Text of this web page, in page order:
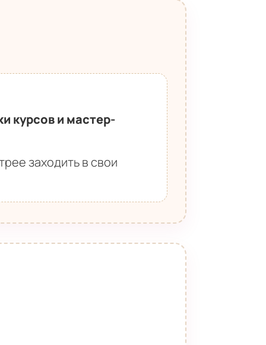
курсов и мастер-
заходить в свои